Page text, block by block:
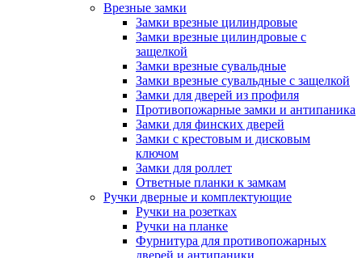
Врезные замки
Замки врезные цилиндровые
Замки врезные цилиндровые с
защелкой
Замки врезные сувальдные
Замки врезные сувальдные с защелкой
Замки для дверей из профиля
Противопожарные замки и антипаника
Замки для финских дверей
Замки с крестовым и дисковым
ключом
Замки для роллет
Ответные планки к замкам
Ручки дверные и комплектующие
Ручки на розетках
Ручки на планке
Фурнитура для противопожарных
дверей и антипаники